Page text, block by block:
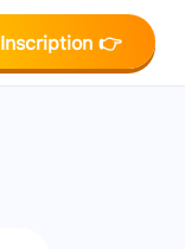
Inscription 👉